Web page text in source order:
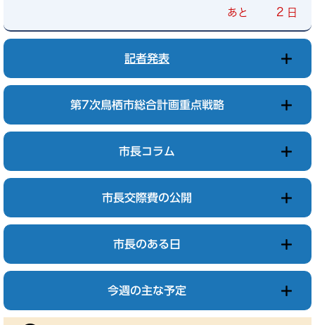
あと 2 日
記者発表
第7次鳥栖市総合計画重点戦略
市長コラム
市長交際費の公開
市長のある日
今週の主な予定